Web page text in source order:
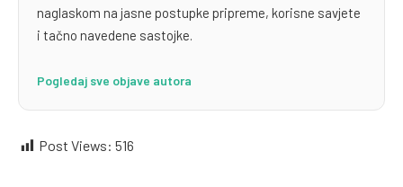
naglaskom na jasne postupke pripreme, korisne savjete
i tačno navedene sastojke.
Pogledaj sve objave autora
Post Views: 516